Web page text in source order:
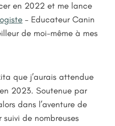
en 2022 et me lance
– Educateur Canin
de moi-même à mes
que j’aurais attendue
2023. Soutenue par
dans l’aventure de
suivi de nombreuses